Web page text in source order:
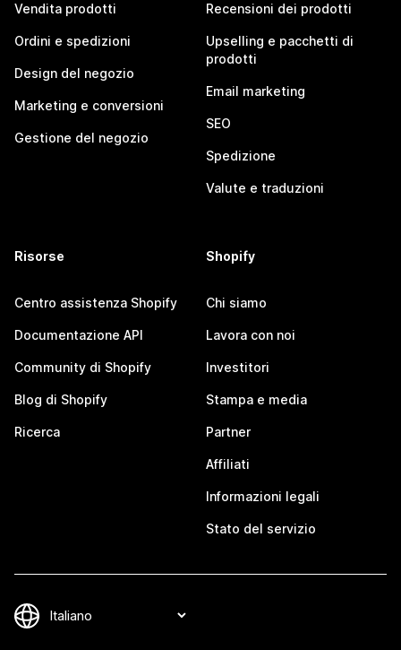
Vendita prodotti
Ordini e spedizioni
Design del negozio
Marketing e conversioni
Gestione del negozio
Recensioni dei prodotti
Upselling e pacchetti di
prodotti
Email marketing
SEO
Spedizione
Valute e traduzioni
Risorse
Centro assistenza Shopify
Documentazione API
Community di Shopify
Blog di Shopify
Ricerca
Shopify
Chi siamo
Lavora con noi
Investitori
Stampa e media
Partner
Affiliati
Informazioni legali
Stato del servizio